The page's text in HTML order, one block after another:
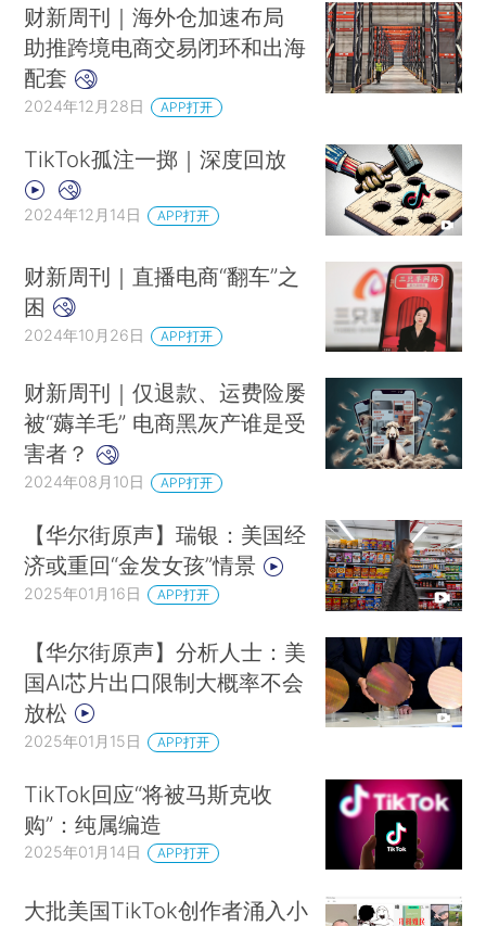
财新周刊｜海外仓加速布局
助推跨境电商交易闭环和出海
配套
2024年12月28日 APP打开
TikTok孤注一掷｜深度回放
2024年12月14日 APP打开
财新周刊｜直播电商“翻车”之
困
2024年10月26日 APP打开
财新周刊｜仅退款、运费险屡
被“薅羊毛” 电商黑灰产谁是受
害者？
2024年08月10日 APP打开
【华尔街原声】瑞银：美国经
济或重回“金发女孩”情景
2025年01月16日 APP打开
【华尔街原声】分析人士：美
国AI芯片出口限制大概率不会
放松
2025年01月15日 APP打开
TikTok回应“将被马斯克收
购”：纯属编造
2025年01月14日 APP打开
大批美国TikTok创作者涌入小